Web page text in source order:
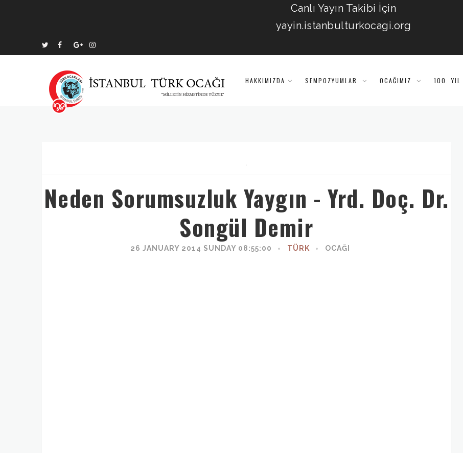
Canlı Yayın Takibi İçin
yayin.istanbulturkocagi.org
HAKKIMIZDA SEMPOZYUMLAR OCAĞIMIZ 100. YIL
Neden Sorumsuzluk Yaygın - Yrd. Doç. Dr.
Songül Demir
26 JANUARY 2014 SUNDAY 08:55:00 TÜRK OCAĞI